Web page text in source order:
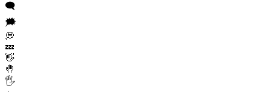
🗨️
🗯️
💭
💤
👋
🤚
🖐️